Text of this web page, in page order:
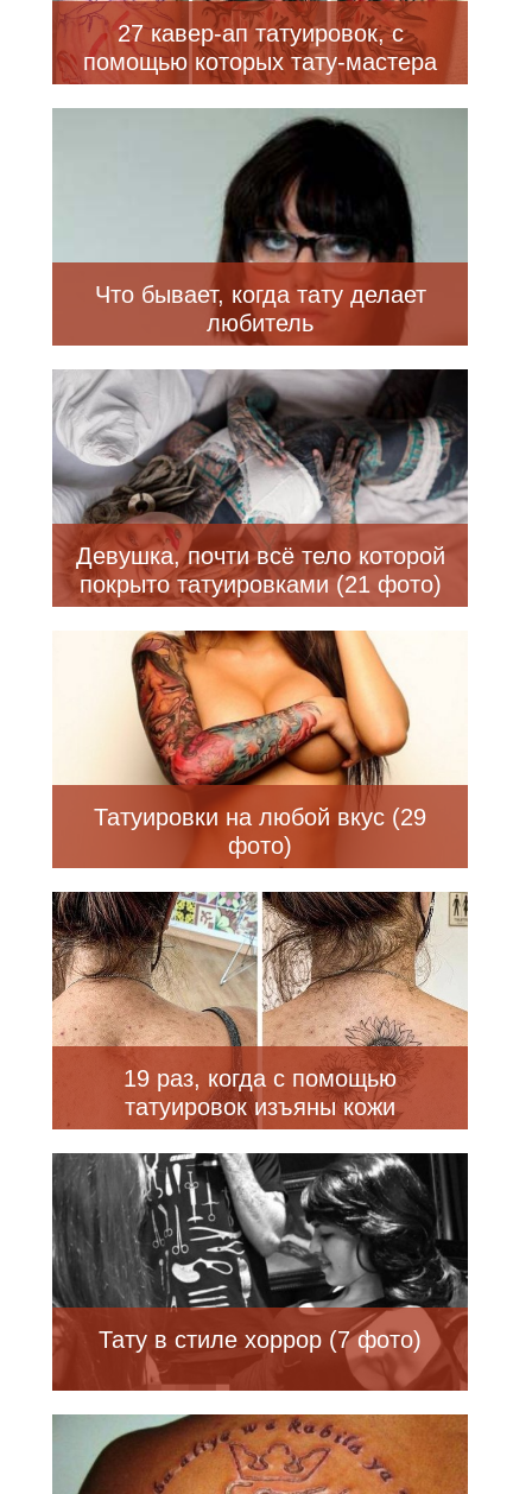
27 кавер-ап татуировок, с
помощью которых тату-мастера
превратили изъяны кожи в
произведения искусства
Что бывает, когда тату делает
любитель
Девушка, почти всё тело которой
покрыто татуировками (21 фото)
Татуировки на любой вкус (29
фото)
19 раз, когда с помощью
татуировок изъяны кожи
превратили с украшение
Тату в стиле хоррор (7 фото)